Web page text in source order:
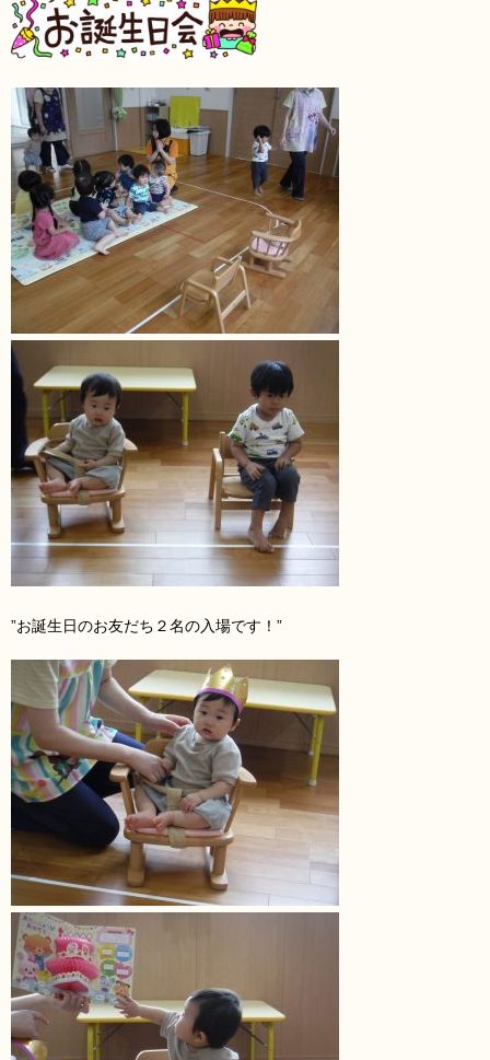
”お誕生日のお友だち２名の入場です！”